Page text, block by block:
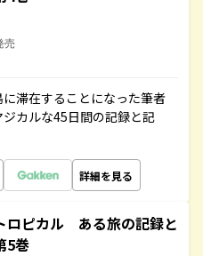
売
滞在することになった筆者
カルな45日間の記録と記
詳細を見る
ロピカル ある旅の記録と
5巻